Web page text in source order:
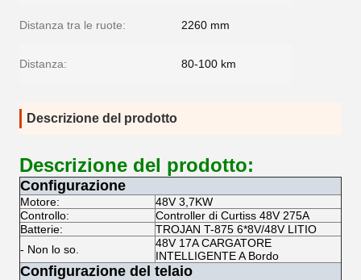
Distanza tra le ruote: 2260 mm
Distanza: 80-100 km
Descrizione del prodotto
Descrizione del prodotto:
Configurazione
Motore:
48V 3,7KW
Controllo:
Controller di Curtiss 48V 275A
Batterie:
TROJAN T-875 6*8V/48V LITIO
- Non lo so.
48V 17A CARGATORE
INTELLIGENTE A Bordo
Configurazione del telaio